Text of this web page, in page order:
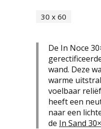
30 x 60
De In Noce
wand. Deze
warme
voelbaar
heeft een
naar een
de In Sand